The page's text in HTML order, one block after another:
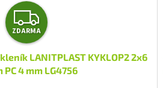
Z
D
A
ZDARMA
LANITPLAST KYKLOP2 2x6
PC 4 mm LG4756